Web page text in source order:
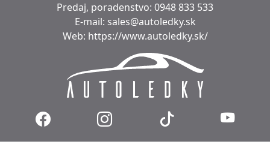
Predaj, poradenstvo: 0948 833 533
E-mail: sales@autoledky.sk
Web: https://www.autoledky.sk/